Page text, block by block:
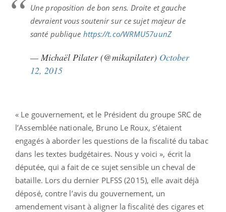
Une proposition de bon sens. Droite et gauche
devraient vous soutenir sur ce sujet majeur de
santé publique https://t.co/WRMU57uunZ
— Michaël Pilater (@mikapilater) October
12, 2015
« Le gouvernement, et le Président du groupe SRC de
l’Assemblée nationale, Bruno Le Roux, s’étaient
engagés à aborder les questions de la fiscalité du tabac
dans les textes budgétaires. Nous y voici », écrit la
députée, qui a fait de ce sujet sensible un cheval de
bataille. Lors du dernier PLFSS (2015), elle avait déjà
déposé, contre l’avis du gouvernement, un
amendement visant à aligner la fiscalité des cigares et